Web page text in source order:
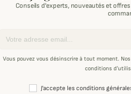
Conseils d'experts, nouveautés et
Vous pouvez vous désinscrire à tout moment.
conditions
J'accepte les conditions